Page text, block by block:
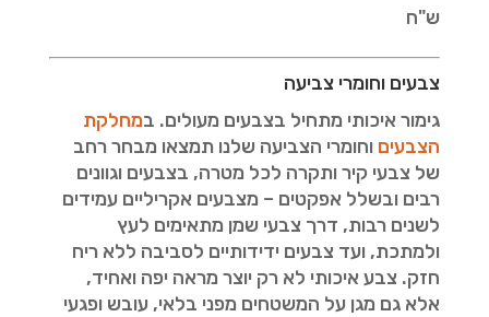
ש"ח
צבעים וחומרי צביעה
גימור איכותי מתחיל בצבעים מעולים. במחלקת
הצבעים וחומרי הצביעה שלנו תמצאו מבחר רחב
של צבעי קיר ותקרה לכל מטרה, בצבעים וגוונים
רבים ובשלל אפקטים – מצבעים אקריליים עמידים
לשנים רבות, דרך צבעי שמן מתאימים לעץ
ולמתכת, ועד צבעים ידידותיים לסביבה ללא ריח
חזק. צבע איכותי לא רק יוצר מראה יפה ואחיד,
אלא גם מגן על המשטחים מפני בלאי, עובש ופגעי